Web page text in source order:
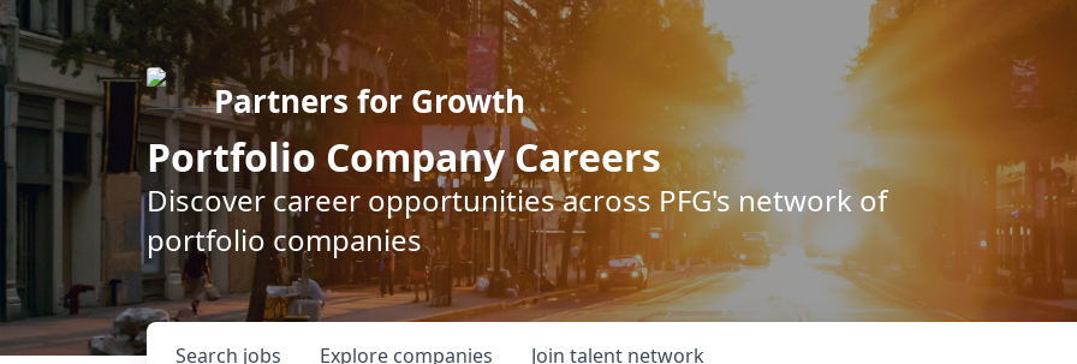
Partners for Growth
Portfolio Company Careers
Discover career opportunities across PFG's network of
portfolio companies
Search jobs Explore companies Join talent network